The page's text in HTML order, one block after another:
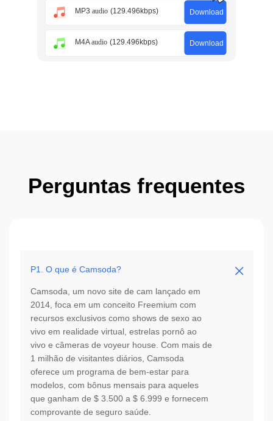
Perguntas frequentes
P1. O que é Camsoda?
Camsoda, um novo site de cam lançado em
2014, foca em um conceito Freemium com
recursos exclusivos como shows de sexo ao
vivo em realidade virtual, estrelas pornô ao
vivo e câmeras de voyeur house. Com mais de
1 milhão de visitantes diários, Camsoda
oferece um programa de bem-estar para
modelos, com bônus mensais para aqueles
que ganham de $ 3.500 a $ 6.999 e fornecem
comprovante de seguro saúde.